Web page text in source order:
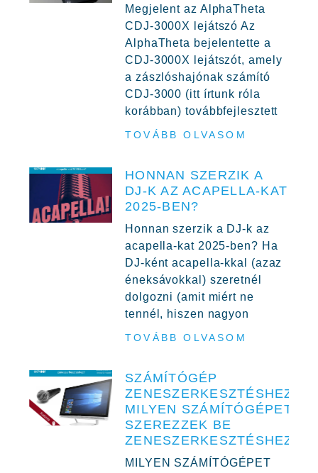
Megjelent az AlphaTheta
CDJ-3000X lejátszó Az
AlphaTheta bejelentette a
CDJ-3000X lejátszót, amely
a zászlóshajónak számító
CDJ-3000 (itt írtunk róla
korábban) továbbfejlesztett
TOVÁBB OLVASOM
HONNAN SZERZIK A
DJ-K AZ ACAPELLA-KAT
2025-BEN?
Honnan szerzik a DJ-k az
acapella-kat 2025-ben? Ha
DJ-ként acapella-kkal (azaz
éneksávokkal) szeretnél
dolgozni (amit miért ne
tennél, hiszen nagyon
TOVÁBB OLVASOM
SZÁMÍTÓGÉP
ZENESZERKESZTÉSHEZ,
MILYEN SZÁMÍTÓGÉPET
SZEREZZEK BE
ZENESZERKESZTÉSHEZ?
MILYEN SZÁMÍTÓGÉPET